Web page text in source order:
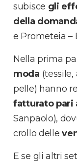
subisce gli
della
e Prometeia –
Nella prima
moda
pelle) hanno
fatturato pari
Sanpaolo),
crollo delle
E se gli altri